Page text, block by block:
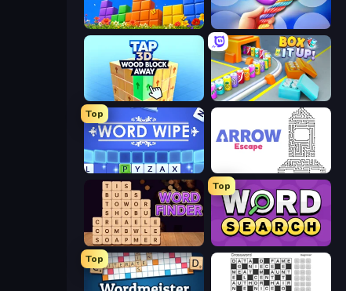
Puzzle Block Master Twisted Tangle
Box It Up
Top
Word Wipe Arrow Escape
Word Finder
Top
Daily Word Search
Top